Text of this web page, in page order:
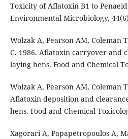
Toxicity of Aflatoxin B1 to
Environmental Microbiology,
Wolzak A, Pearson AM, Coleman
C. 1986. Aflatoxin carryover and
laying hens. Food and Chemical
Wolzak A, Pearson AM, Coleman
Aflatoxin deposition and
hens. Food and Chemical
Xagorari A, Papapetropoulos A,